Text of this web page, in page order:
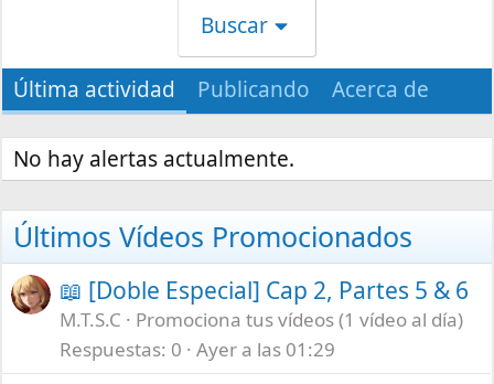
Buscar
Última actividad Publicando Acerca de
No hay alertas actualmente.
Últimos Vídeos Promocionados
📖 [Doble Especial] Cap 2, Partes 5 & 6
M.T.S.C
Promociona tus vídeos (1 vídeo al día)
Respuestas 0 Ayer a las 01:29